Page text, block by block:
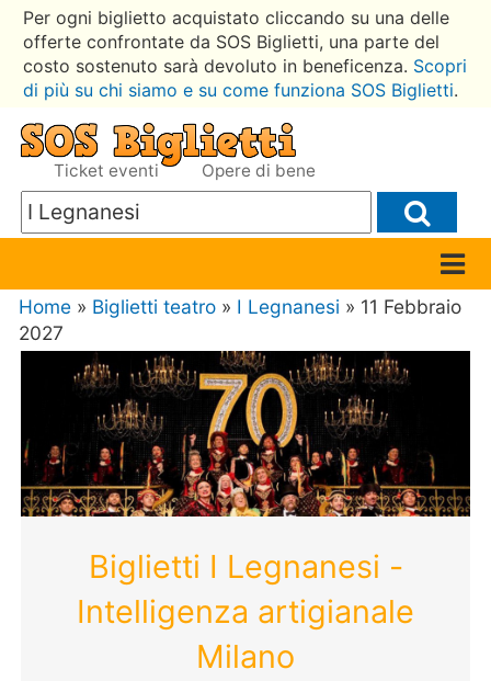
Per ogni biglietto acquistato cliccando su una delle
offerte confrontate da SOS Biglietti, una parte del
costo sostenuto sarà devoluto in beneficenza. Scopri
di più su chi siamo e su come funziona SOS Biglietti.
Ticket eventi Opere di bene
Home » Biglietti teatro » I Legnanesi » 11 Febbraio
2027
Biglietti I Legnanesi -
Intelligenza artigianale
Milano